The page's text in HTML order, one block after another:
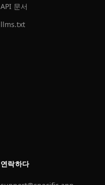
API 문서
llms.txt
연락하다